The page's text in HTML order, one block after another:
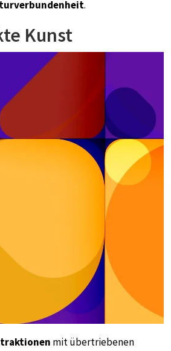
.
Kunst
mit übertriebenen